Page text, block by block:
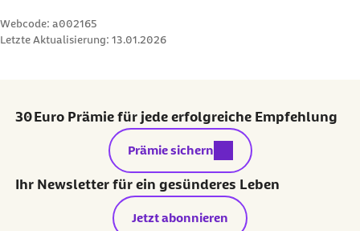
Webcode: a002165
Letzte Aktualisierung: 13.01.2026
30 Euro Prämie für jede erfolgreiche Empfehlung
externer Link:
Prämie sichern
Ihr Newsletter für ein gesünderes Leben
Jetzt abonnieren